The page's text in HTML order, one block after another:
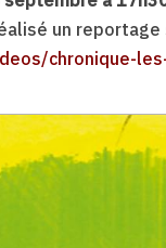
un
chronique-